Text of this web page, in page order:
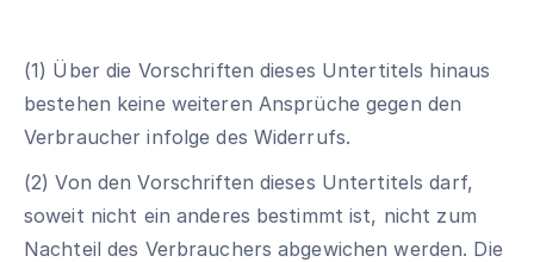
(1) Über die Vorschriften dieses Untertitels hinaus
bestehen keine weiteren Ansprüche gegen den
Verbraucher infolge des Widerrufs.
(2) Von den Vorschriften dieses Untertitels darf,
soweit nicht ein anderes bestimmt ist, nicht zum
Nachteil des Verbrauchers abgewichen werden. Die